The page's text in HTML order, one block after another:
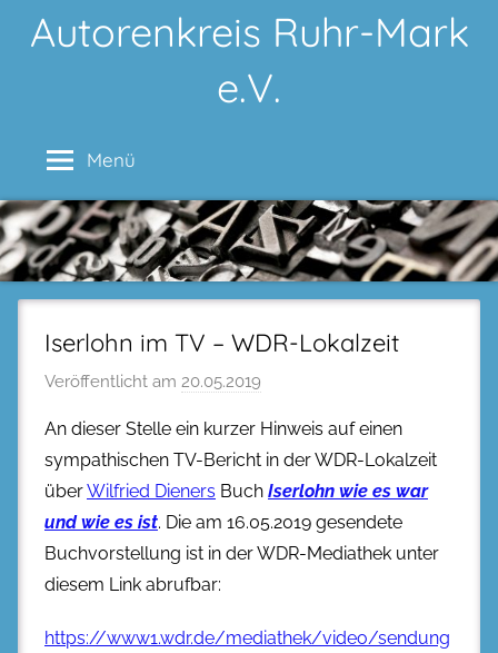
InhaltAutorenkreis Ruhr-Mark
e.V.
Menü
Iserlohn im TV – WDR-Lokalzeit
Veröffentlicht am 20.05.2019
An dieser Stelle ein kurzer Hinweis auf einen
sympathischen TV-Bericht in der WDR-Lokalzeit
überWilfried Dieners Buch Iserlohn wie es war
und wie es ist. Die am 16.05.2019 gesendete
Buchvorstellung ist in der WDR-Mediathek unter
diesem Link abrufbar:
https://www1.wdr.de/mediathek/video/sendung